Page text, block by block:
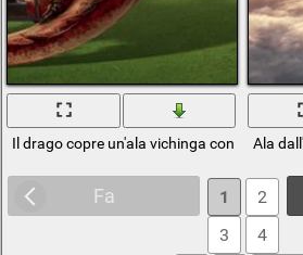
Il drago copre un'ala vichinga con unAla
Fa 1
2
3
4